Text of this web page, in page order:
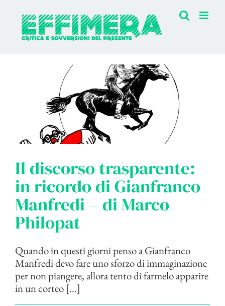
contenuto
Il discorso trasparente:
in ricordo di Gianfranco
Manfredi – di Marco
Philopat
Quando in questi giorni penso a Gianfranco
Manfredi devo fare uno sforzo di immaginazione
per non piangere, allora tento di farmelo apparire
in un corteo [...]